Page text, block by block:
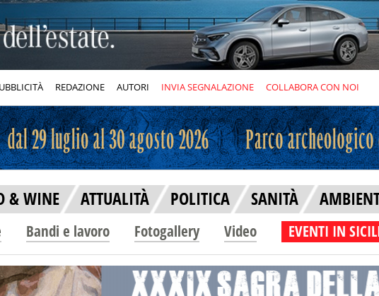
REDAZIONE AUTORI INVIA SEGNALAZIONE COLLABORA CON NOI
& WINE ATTUALITÀ POLITICA SANITÀ
Bandi e lavoro Fotogallery Video EVENTI IN